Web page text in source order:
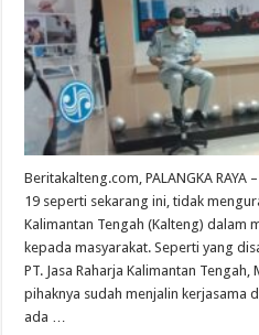
Beritakalteng.com, PALANGKA
19 seperti sekarang ini, tidak
Kalimantan Tengah (Kalteng) dalam
kepada masyarakat. Seperti yang
PT. Jasa Raharja Kalimantan
pihaknya sudah menjalin kerjasama
ada …